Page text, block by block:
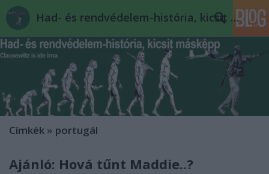
Had- és rendvédelem-história, kicsit másképp
Címkék » portugál
Ajánló: Hová tűnt Maddie..?